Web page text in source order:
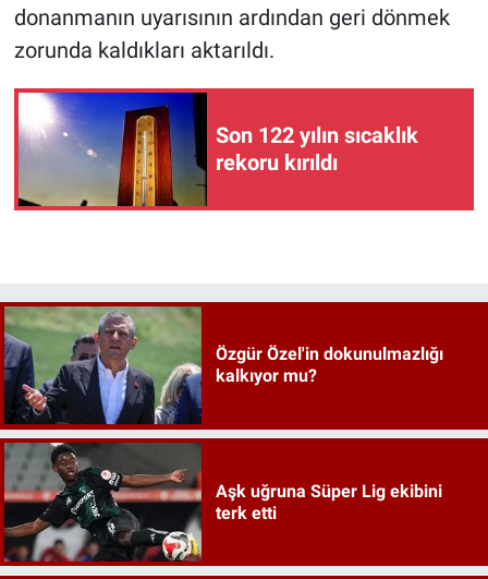
donanmanın uyarısının ardından geri dönmek
zorunda kaldıkları aktarıldı.
Son 122 yılın sıcaklık
rekoru kırıldı
Özgür Özel'in dokunulmazlığı
kalkıyor mu?
Aşk uğruna Süper Lig ekibini
terk etti